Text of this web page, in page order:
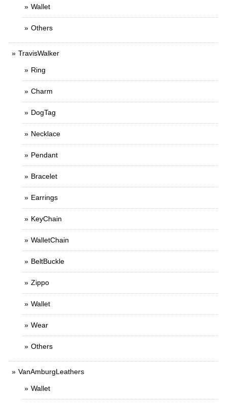
Wallet
Others
TravisWalker
Ring
Charm
DogTag
Necklace
Pendant
Bracelet
Earrings
KeyChain
WalletChain
BeltBuckle
Zippo
Wallet
Wear
Others
VanAmburgLeathers
Wallet